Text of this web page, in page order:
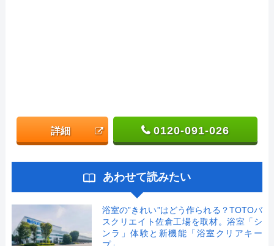
詳細 0120-091-026
あわせて読みたい
浴室の”きれい”はどう作られる？TOTOバ
スクリエイト佐倉工場を取材。浴室「シ
ンラ」体験と新機能「浴室クリアキー